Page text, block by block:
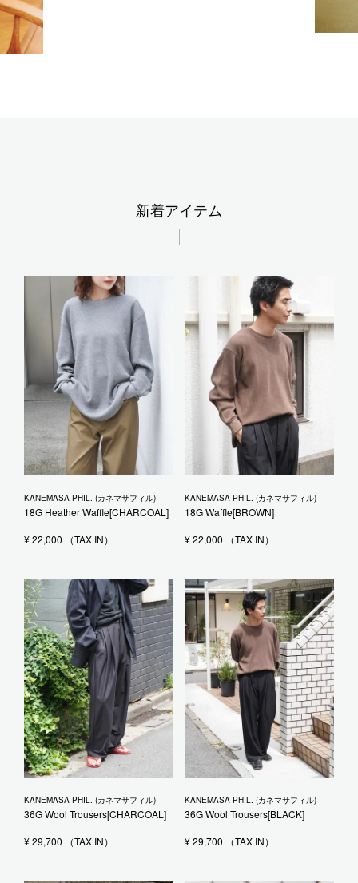
新着アイテム
KANEMASA PHIL. (カネマサフィル)
18G Heather Waffle[CHARCOAL]
¥22,000
KANEMASA PHIL. (カネマサフィル)
18G Waffle[BROWN]
¥22,000
KANEMASA PHIL. (カネマサフィル)
36G Wool Trousers[CHARCOAL]
¥29,700
KANEMASA PHIL. (カネマサフィル)
36G Wool Trousers[BLACK]
¥29,700